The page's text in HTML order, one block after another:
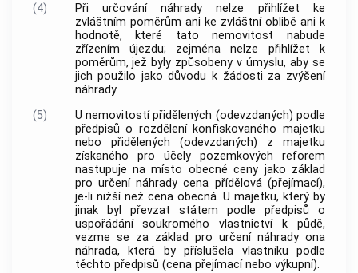
(4)
Při určování náhrady nelze přihlížet ke
zvláštním poměrům ani ke zvláštní oblibě ani k
hodnotě, které tato nemovitost nabude
zřízením újezdu; zejména nelze přihlížet k
poměrům, jež byly způsobeny v úmyslu, aby se
jich použilo jako důvodu k žádosti za zvýšení
náhrady.
(5)
U nemovitostí přidělených (odevzdaných) podle
předpisů o rozdělení konfiskovaného majetku
nebo přidělených (odevzdaných) z majetku
získaného pro účely pozemkových reforem
nastupuje na místo obecné ceny jako základ
pro určení náhrady cena přídělová (přejímací),
je-li nižší než cena obecná. U majetku, který by
jinak byl převzat státem podle předpisů o
uspořádání soukromého vlastnictví k půdě,
vezme se za základ pro určení náhrady ona
náhrada, která by příslušela vlastníku podle
těchto předpisů (cena přejímací nebo výkupní).